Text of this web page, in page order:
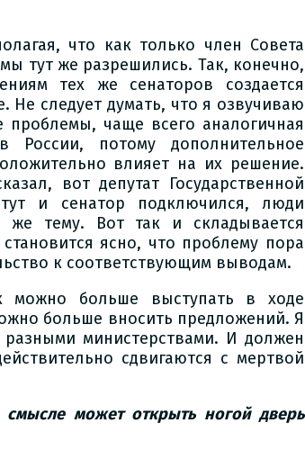
что как только член Совета
тут же разрешились. Так, конечно,
тех же сенаторов создается
следует думать, что я озвучиваю
проблемы, чаще всего аналогичная
России, потому дополнительное
влияет на их решение.
вот депутат Государственной
и сенатор подключился, люди
же тему. Вот так и складывается
ясно, что проблему пора
к соответствующим выводам.
можно больше выступать в ходе
больше вносить предложений. Я
министерствами. И должен
сдвигаются с мертвой
может открыть ногой дверь